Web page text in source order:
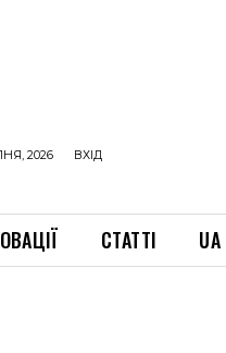
2026 ВХІД
СТАТТІ UA